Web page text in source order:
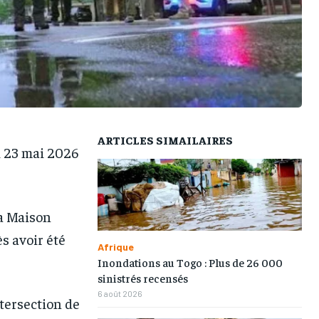
TOGOREGARD
LOMEBOUGEINFO
NOUVELLE D’AFRIQUE
LEDEFENSEURINFO
ACTU LOMÉ
TOGOREGARD
LOMEBOUGEINFO
NOUVELLE D’AFRIQUE
LEDEFENSEURINFO
ACTU LOMÉ
TOGOREGARD
LOMEBOUGEINFO
NOUVELLE D’AFRIQUE
LEDEFENSEURINFO
ACTU LOMÉ
TOGOREGARD
LOMEBOUGEINFO
NOUVELLE D’AFRIQUE
LEDEFENSEURINFO
ACTU LOMÉ
mai 2026
Maison
avoir été
de
ARTICLES SIMAILAIRES
Afrique
Inondations au Togo : Plus de 26 000
sinistrés recensés
6 août 2026